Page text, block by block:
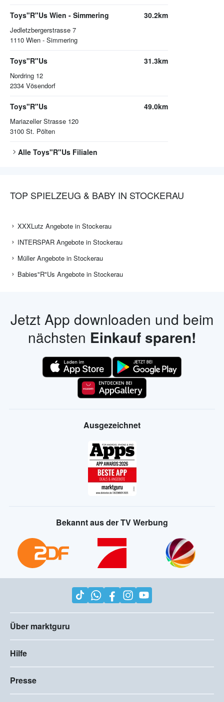
Toys"R"Us Wien - Simmering
Jedletzbergerstrasse 7
1110 Wien - Simmering
30.2km
Toys"R"Us
Nordring 12
2334 Vösendorf
31.3km
Toys"R"Us
Mariazeller Strasse 120
3100 St. Pölten
49.0km
Alle Toys"R"Us Filialen
TOP SPIELZEUG & BABY IN STOCKERAU
XXXLutz Angebote in Stockerau
INTERSPAR Angebote in Stockerau
Müller Angebote in Stockerau
Babies"R"Us Angebote in Stockerau
Jetzt App downloaden und beim
nächsten Einkauf sparen!
Ausgezeichnet
Bekannt aus der TV Werbung
Über marktguru
Hilfe
Presse